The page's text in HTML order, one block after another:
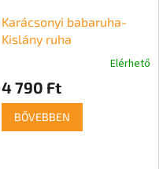
Karácsonyi babaruha-
Kislány ruha
Elérhető
4 790 Ft
BŐVEBBEN